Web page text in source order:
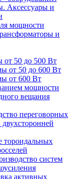
Аксессуары и
мощности
и
от 50 до 500 Вт
от 50 до 600 Вт
от 600 Вт
мощности
вещания
переговорных
тороидальных
систем
активных